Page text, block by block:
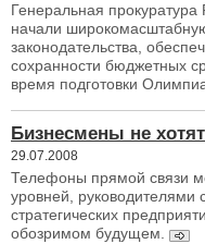
Генеральная
начали
законодательства,
сохранности бюджетных
время подготовки
Бизнесмены не
29.07.2008
Телефоны прямой связи
уровней, руководителями
стратегических
обозримом будущем.